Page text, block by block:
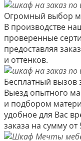
Огромный выбор
В производстве
проверенные
предоставляя
и оттенков.
Бесплатный вызов
Выезд опытного
и подбором
удобное для Вас
заказа на сумму от